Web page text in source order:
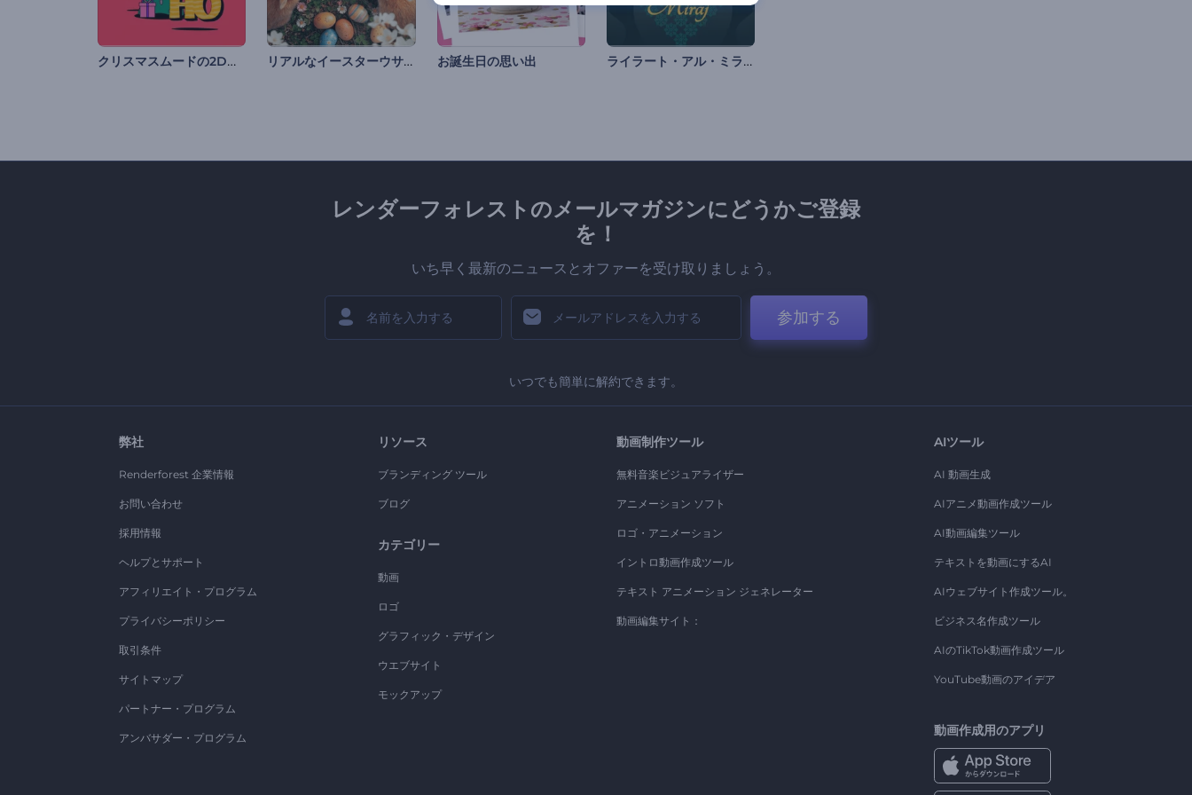
クリスマスムードの2Dオープニング動画 リアルなイースターウサギの紹介 お誕生日の思い出 ライラート・アル・ミラージのアニメーション
レンダーフォレストのメールマガジンにどうかご登録
を！
いち早く最新のニュースとオファーを受け取りましょう。
参加する
いつでも簡単に解約できます。
弊社
Renderforest 企業情報
お問い合わせ
採用情報
ヘルプとサポート
アフィリエイト・プログラム
プライバシーポリシー
取引条件
サイトマップ
パートナー・プログラム
アンバサダー・プログラム
リソース
ブランディング ツール
ブログ
カテゴリー
動画
ロゴ
グラフィック・デザイン
ウエブサイト
モックアップ
動画制作ツール
無料音楽ビジュアライザー
アニメーション ソフト
ロゴ・アニメーション
イントロ動画作成ツール
テキスト アニメーション ジェネレーター
動画編集サイト：
AIツール
AI 動画生成
AIアニメ動画作成ツール
AI動画編集ツール
テキストを動画にするAI
AIウェブサイト作成ツール。
ビジネス名作成ツール
AIのTikTok動画作成ツール
YouTube動画のアイデア
動画作成用のアプリ